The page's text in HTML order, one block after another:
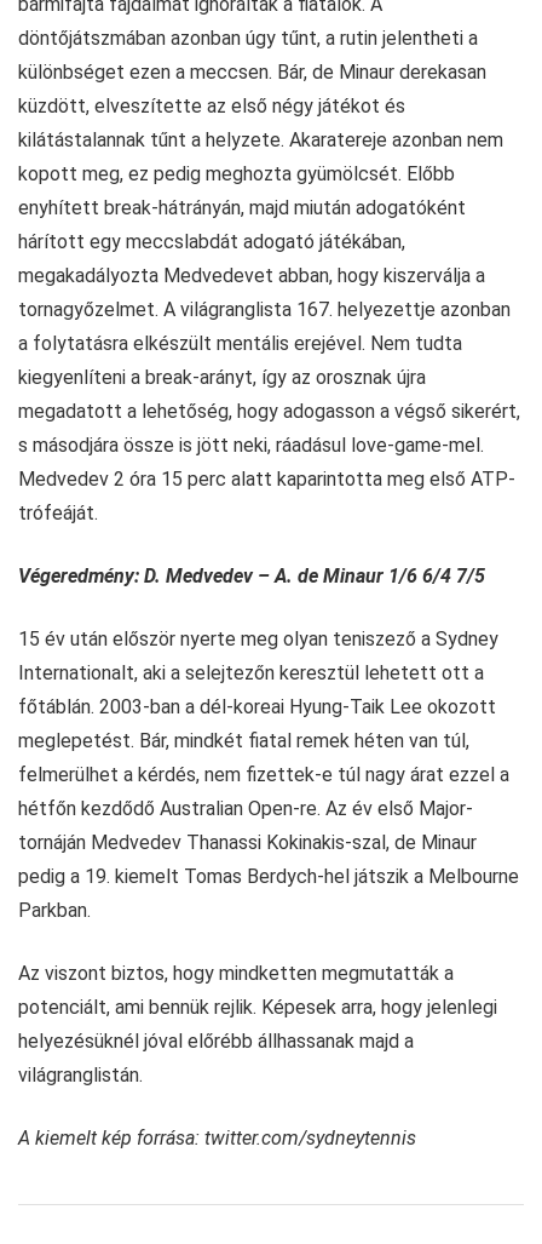
döntőjátszmában azonban úgy tűnt, a rutin jelentheti a
különbséget ezen a meccsen. Bár, de Minaur derekasan
küzdött, elveszítette az első négy játékot és
kilátástalannak tűnt a helyzete. Akaratereje azonban nem
kopott meg, ez pedig meghozta gyümölcsét. Előbb
enyhített break-hátrányán, majd miután adogatóként
hárított egy meccslabdát adogató játékában,
megakadályozta Medvedevet abban, hogy kiszerválja a
tornagyőzelmet. A világranglista 167. helyezettje azonban
a folytatásra elkészült mentális erejével. Nem tudta
kiegyenlíteni a break-arányt, így az orosznak újra
megadatott a lehetőség, hogy adogasson a végső sikerért,
s másodjára össze is jött neki, ráadásul love-game-mel.
Medvedev 2 óra 15 perc alatt kaparintotta meg első ATP-
trófeáját.
Végeredmény: D. Medvedev – A. de Minaur 1/6 6/4 7/5
15 év után először nyerte meg olyan teniszező a Sydney
Internationalt, aki a selejtezőn keresztül lehetett ott a
főtáblán. 2003-ban a dél-koreai Hyung-Taik Lee okozott
meglepetést. Bár, mindkét fiatal remek héten van túl,
felmerülhet a kérdés, nem fizettek-e túl nagy árat ezzel a
hétfőn kezdődő Australian Open-re. Az év első Major-
tornáján Medvedev Thanassi Kokinakis-szal, de Minaur
pedig a 19. kiemelt Tomas Berdych-hel játszik a Melbourne
Parkban.
Az viszont biztos, hogy mindketten megmutatták a
potenciált, ami bennük rejlik. Képesek arra, hogy jelenlegi
helyezésüknél jóval előrébb állhassanak majd a
világranglistán.
A kiemelt kép forrása: twitter.com/sydneytennis